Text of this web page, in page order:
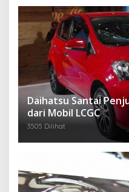
Daihatsu Santai
dari Mobil LCGC
3505 Dilihat